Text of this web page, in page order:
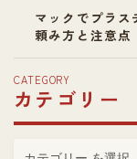
マックでプラス
頼み方と注意点
CATEGORY
カテゴリー